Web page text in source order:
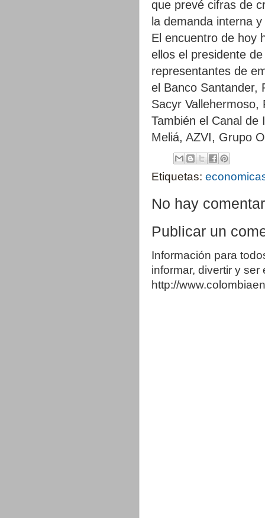
que prevé cifras de
la demanda interna
El encuentro de hoy
ellos el presidente
representantes de
el Banco Santander,
Sacyr
También el Canal de
Meliá, AZVI, Grupo
Etiquetas:
No hay
Publicar un
Información para
informar, divertir y
http://